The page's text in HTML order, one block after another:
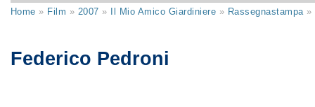
Home » Film » 2007 » Il Mio Amico Giardiniere » Rassegnastampa»
Federico Pedroni